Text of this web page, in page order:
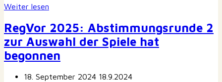
Weiter lesen
RegVor 2025: Abstimmungsrunde 2
zur Auswahl der Spiele hat
begonnen
18. September 2024 18.9.2024